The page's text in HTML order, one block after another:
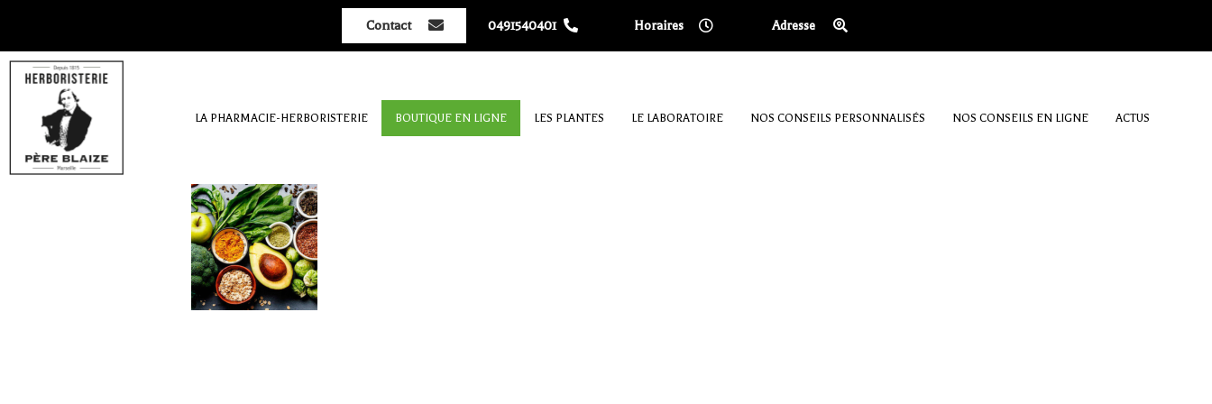
Contact 0491540401 Horaires Adresse
LA PHARMACIE-HERBORISTERIE BOUTIQUE EN LIGNE LES PLANTES LE LABORATOIRE NOS CONSEILS PERSONNALISÉS NOS CONSEILS EN LIGNE ACTUS